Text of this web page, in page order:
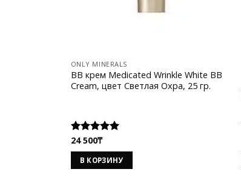
ONLY MINERALS
BB крем Medicated Wrinkle White BB
Cream, цвет Светлая Охра, 25 гр.
Оценка
5.00из 5
24 500₸
В КОРЗИНУ